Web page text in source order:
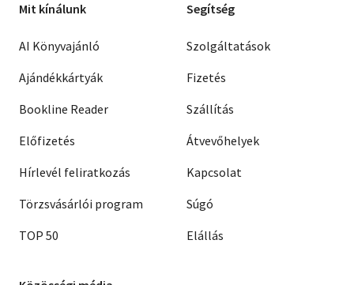
Mit kínálunk
AI Könyvajánló
Ajándékkártyák
Bookline Reader
Előfizetés
Hírlevél feliratkozás
Törzsvásárlói program
TOP 50
Segítség
Szolgáltatások
Fizetés
Szállítás
Átvevőhelyek
Kapcsolat
Súgó
Elállás